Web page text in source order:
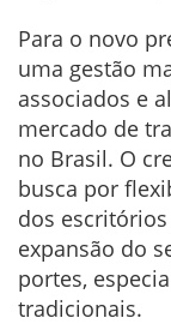
Para o novo
uma gestão
associados e
mercado de
no Brasil. O
busca por
dos
expansão do
portes,
tradicionais.